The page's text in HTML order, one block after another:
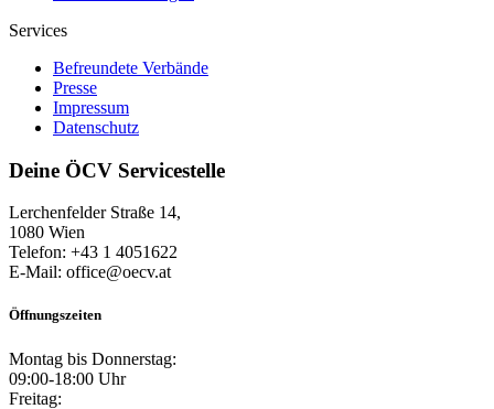
Services
Befreundete Verbände
Presse
Impressum
Datenschutz
Deine ÖCV Servicestelle
Lerchenfelder Straße 14,
1080 Wien
Telefon: +43 1 4051622
E-Mail: office@oecv.at
Öffnungszeiten
Montag bis Donnerstag:
09:00-18:00 Uhr
Freitag: